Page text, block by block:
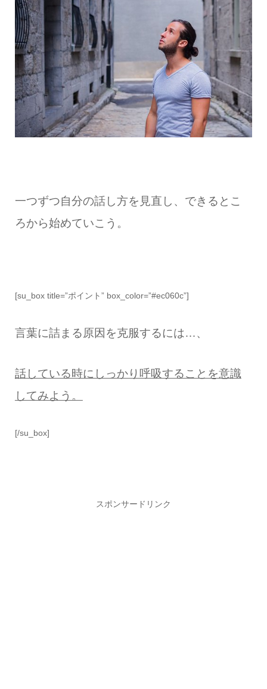
一つずつ自分の話し方を見直し、できるとこ
ろから始めていこう。
[su_box title=”ポイント” box_color=”#ec060c”]
言葉に詰まる原因を克服するには…、
話している時にしっかり呼吸することを意識
してみよう。
[/su_box]
スポンサードリンク